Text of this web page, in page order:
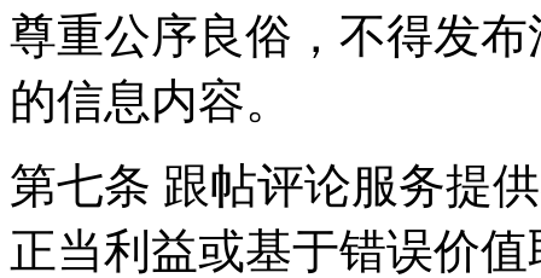
尊重公序良俗，不得发
的信息内容。
第七条 跟帖评论服务提
正当利益或基于错误价